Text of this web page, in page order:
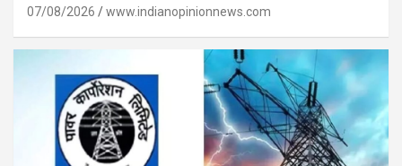
07/08/2026 www.indianopinionnews.com